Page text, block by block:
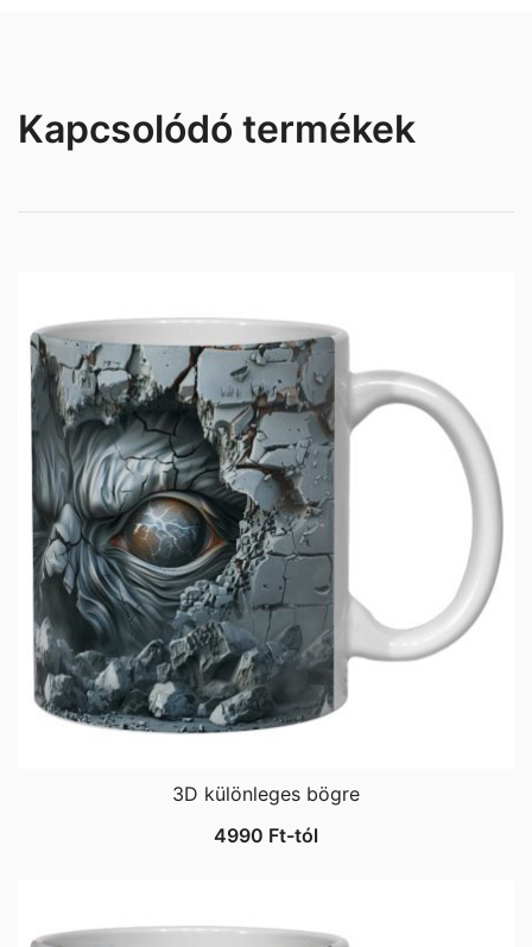
Kapcsolódó termékek
3D különleges bögre
4990 Ft-tól